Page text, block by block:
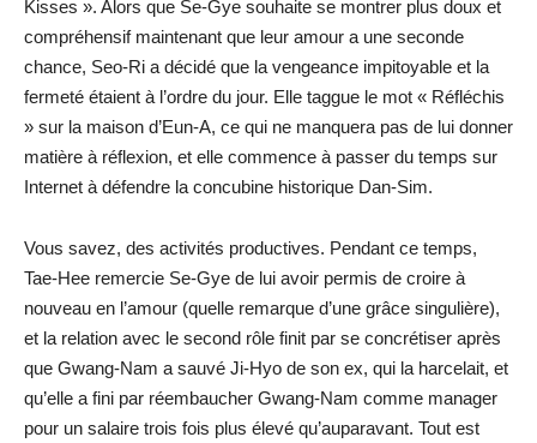
Kisses ». Alors que Se-Gye souhaite se montrer plus doux et
compréhensif maintenant que leur amour a une seconde
chance, Seo-Ri a décidé que la vengeance impitoyable et la
fermeté étaient à l’ordre du jour. Elle taggue le mot « Réfléchis
» sur la maison d’Eun-A, ce qui ne manquera pas de lui donner
matière à réflexion, et elle commence à passer du temps sur
Internet à défendre la concubine historique Dan-Sim.
Vous savez, des activités productives. Pendant ce temps,
Tae-Hee remercie Se-Gye de lui avoir permis de croire à
nouveau en l’amour (quelle remarque d’une grâce singulière),
et la relation avec le second rôle finit par se concrétiser après
que Gwang-Nam a sauvé Ji-Hyo de son ex, qui la harcelait, et
qu’elle a fini par réembaucher Gwang-Nam comme manager
pour un salaire trois fois plus élevé qu’auparavant. Tout est